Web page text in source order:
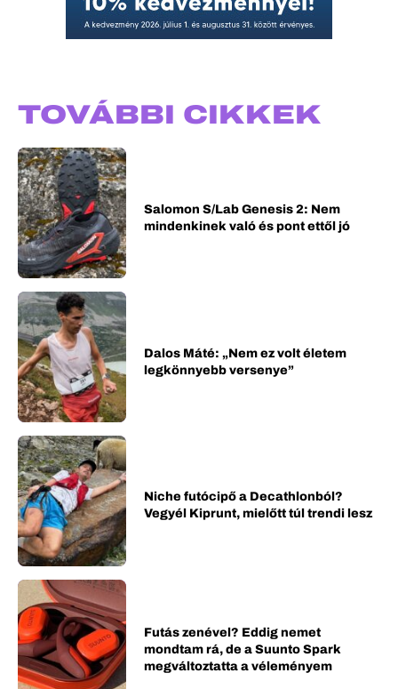
TOVÁBBI CIKKEK
Salomon S/Lab Genesis 2: Nem
mindenkinek való és pont ettől jó
Dalos Máté: „Nem ez volt életem
legkönnyebb versenye”
Niche futócipő a Decathlonból?
Vegyél Kiprunt, mielőtt túl trendi lesz
Futás zenével? Eddig nemet
mondtam rá, de a Suunto Spark
megváltoztatta a véleményem